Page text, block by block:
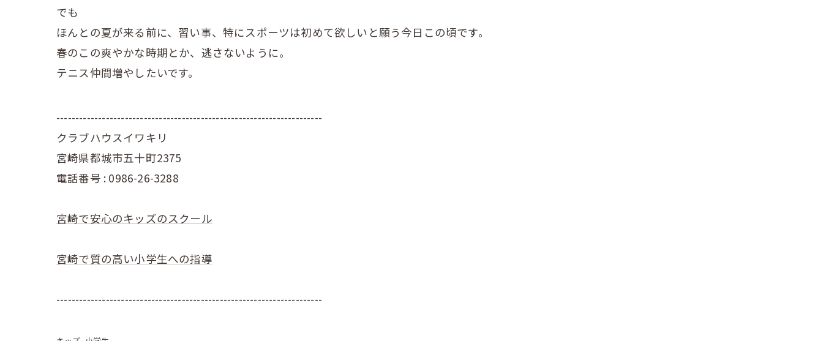
でも
ほんとの夏が来る前に、習い事、特にスポーツは初めて欲しいと願う今日この頃です。
春のこの爽やかな時期とか、逃さないように。
テニス仲間増やしたいです。
----------------------------------------------------------------------
クラブハウスイワキリ
宮崎県都城市五十町2375
電話番号 : 0986-26-3288
宮崎で安心のキッズのスクール
宮崎で質の高い小学生への指導
----------------------------------------------------------------------